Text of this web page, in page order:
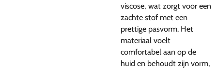
viscose, wat zorgt voor een
zachte stof met een
prettige pasvorm. Het
materiaal voelt
comfortabel aan op de
huid en behoudt zijn vorm,